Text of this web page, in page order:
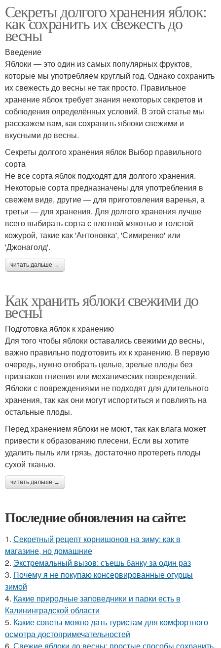
Секреты долгого хранения яблок:
как сохранить их свежесть до
весны
Введение
Яблоки — это один из самых популярных фруктов,
которые мы употребляем круглый год. Однако сохранить
их свежесть до весны не так просто. Правильное
хранение яблок требует знания некоторых секретов и
соблюдения определённых условий. В этой статье мы
расскажем вам, как сохранить яблоки свежими и
вкусными до весны.
Секреты долгого хранения яблок Выбор правильного
сорта
Не все сорта яблок подходят для долгого хранения.
Некоторые сорта предназначены для употребления в
свежем виде, другие — для приготовления варенья, а
третьи — для хранения. Для долгого хранения лучше
всего выбирать сорта с плотной мякотью и толстой
кожурой, такие как 'Антоновка', 'Симиренко' или
'Джонаголд'.
читать дальше →
Как хранить яблоки свежими до
весны
Подготовка яблок к хранению
Для того чтобы яблоки оставались свежими до весны,
важно правильно подготовить их к хранению. В первую
очередь, нужно отобрать целые, зрелые плоды без
признаков гниения или механических повреждений.
Яблоки с повреждениями не подходят для длительного
хранения, так как они могут испортиться и повлиять на
остальные плоды.
Перед хранением яблоки не моют, так как влага может
привести к образованию плесени. Если вы хотите
удалить пыль или грязь, достаточно протереть плоды
сухой тканью.
читать дальше →
Последние обновления на сайте:
1. Секретный рецепт корнишонов на зиму: как в
магазине, но домашние
2. Экстремальный вызов: съешь банку за один раз
3. Почему я не покупаю консервированные огурцы
зимой
4. Какие природные заповедники и парки есть в
Калининградской области
5. Какие советы можно дать туристам для комфортного
осмотра достопримечательностей